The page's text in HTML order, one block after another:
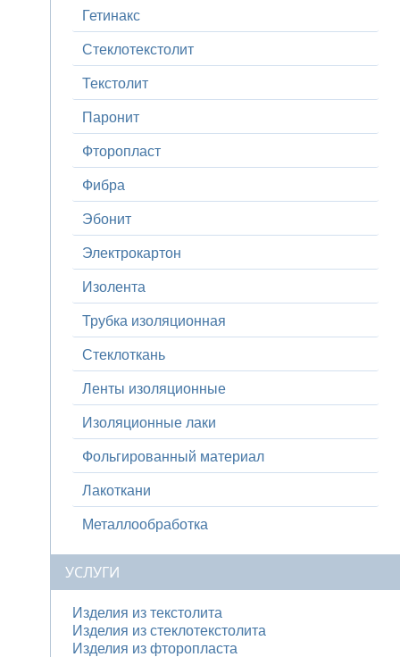
Гетинакс
Стеклотекстолит
Текстолит
Паронит
Фторопласт
Фибра
Эбонит
Электрокартон
Изолента
Трубка изоляционная
Стеклоткань
Ленты изоляционные
Изоляционные лаки
Фольгированный материал
Лакоткани
Металлообработка
УСЛУГИ
Изделия из текстолита
Изделия из стеклотекстолита
Изделия из фторопласта